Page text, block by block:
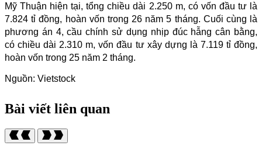
Mỹ Thuận hiện tại, tổng chiều dài 2.250 m, có vốn đầu tư là
7.824 tỉ đồng, hoàn vốn trong 26 năm 5 tháng. Cuối cùng là
phương án 4, cầu chính sử dụng nhịp đúc hẫng cân bằng,
có chiều dài 2.310 m, vốn đầu tư xây dựng là 7.119 tỉ đồng,
hoàn vốn trong 25 năm 2 tháng.
Nguồn: Vietstock
Bài viết liên quan